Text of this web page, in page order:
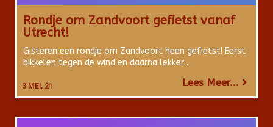
Rondje om Zandvoort gefietst vanaf
Utrecht!
3 MEI, 21
Gisteren een rondje om Zandvoort heen gefietst! Eerst
bikkelen tegen de wind en daarna lekker…
Lees Meer...